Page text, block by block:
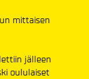
mittaisen
jälleen
oululaiset